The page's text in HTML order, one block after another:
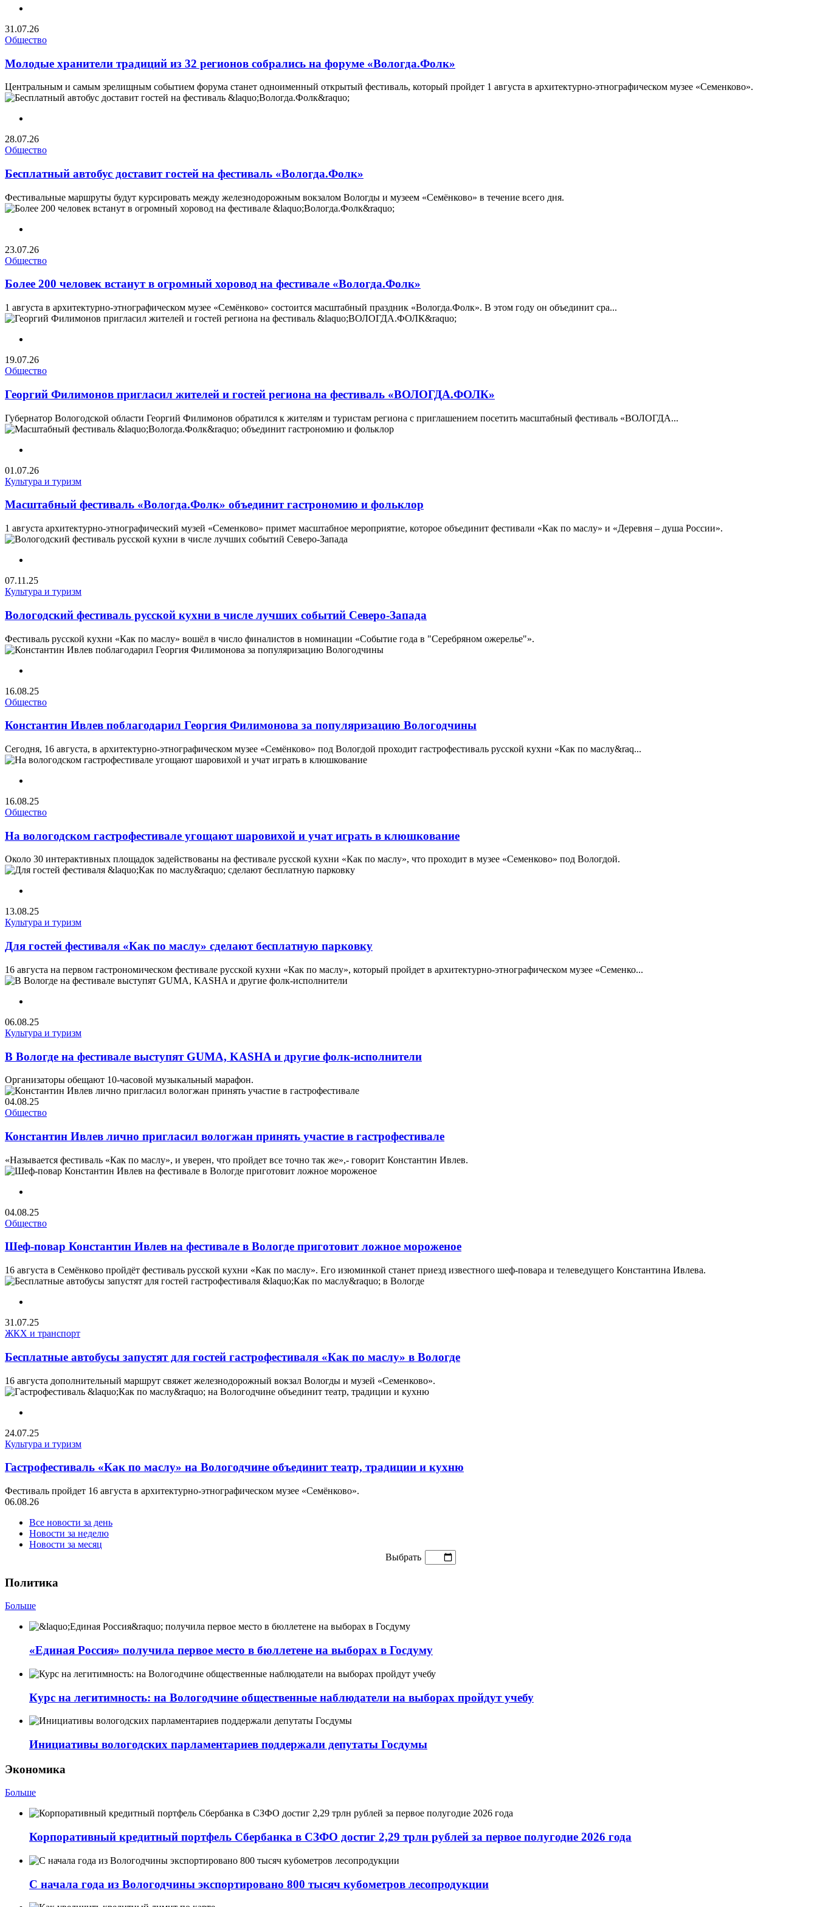
31.07.26
Общество
Молодые хранители традиций из 32 регионов собрались на форуме «Вологда.Фолк»
Центральным и самым зрелищным событием форума станет одноименный открытый фестиваль, который пройдет 1 августа в архитектурно-этнографическом музее «Семенково».
28.07.26
Общество
Бесплатный автобус доставит гостей на фестиваль «Вологда.Фолк»
Фестивальные маршруты будут курсировать между железнодорожным вокзалом Вологды и музеем «Семёнково» в течение всего дня.
23.07.26
Общество
Более 200 человек встанут в огромный хоровод на фестивале «Вологда.Фолк»
1 августа в архитектурно-этнографическом музее «Семёнково» состоится масштабный праздник «Вологда.Фолк». В этом году он объединит сра...
19.07.26
Общество
Георгий Филимонов пригласил жителей и гостей региона на фестиваль «ВОЛОГДА.ФОЛК»
Губернатор Вологодской области Георгий Филимонов обратился к жителям и туристам региона с приглашением посетить масштабный фестиваль «ВОЛОГДА...
01.07.26
Культура и туризм
Масштабный фестиваль «Вологда.Фолк» объединит гастрономию и фольклор
1 августа архитектурно-этнографический музей «Семенково» примет масштабное мероприятие, которое объединит фестивали «Как по маслу» и «Деревня – душа России».
07.11.25
Культура и туризм
Вологодский фестиваль русской кухни в числе лучших событий Северо-Запада
Фестиваль русской кухни «Как по маслу» вошёл в число финалистов в номинации «Событие года в "Серебряном ожерелье"».
16.08.25
Общество
Константин Ивлев поблагодарил Георгия Филимонова за популяризацию Вологодчины
Сегодня, 16 августа, в архитектурно-этнографическом музее «Семёнково» под Вологдой проходит гастрофестиваль русской кухни «Как по маслу&raq...
16.08.25
Общество
На вологодском гастрофестивале угощают шаровихой и учат играть в клюшкование
Около 30 интерактивных площадок задействованы на фестивале русской кухни «Как по маслу», что проходит в музее «Семенково» под Вологдой.
13.08.25
Культура и туризм
Для гостей фестиваля «Как по маслу» сделают бесплатную парковку
16 августа на первом гастрономическом фестивале русской кухни «Как по маслу», который пройдет в архитектурно-этнографическом музее «Семенко...
06.08.25
Культура и туризм
В Вологде на фестивале выступят GUMA, KASHA и другие фолк-исполнители
Организаторы обещают 10-часовой музыкальный марафон.
04.08.25
Общество
Константин Ивлев лично пригласил вологжан принять участие в гастрофестивале
«Называется фестиваль «Как по маслу», и уверен, что пройдет все точно так же»,- говорит Константин Ивлев.
04.08.25
Общество
Шеф-повар Константин Ивлев на фестивале в Вологде приготовит ложное мороженое
16 августа в Семёнково пройдёт фестиваль русской кухни «Как по маслу». Его изюминкой станет приезд известного шеф-повара и телеведущего Константина Ивлева.
31.07.25
ЖКХ и транспорт
Бесплатные автобусы запустят для гостей гастрофестиваля «Как по маслу» в Вологде
16 августа дополнительный маршрут свяжет железнодорожный вокзал Вологды и музей «Семенково».
24.07.25
Культура и туризм
Гастрофестиваль «Как по маслу» на Вологодчине объединит театр, традиции и кухню
Фестиваль пройдет 16 августа в архитектурно-этнографическом музее «Семёнково».
06.08.26
Все новости за день
Новости за неделю
Новости за месяц
Выбрать
Политика
Больше
«Единая Россия» получила первое место в бюллетене на выборах в Госдуму
Курс на легитимность: на Вологодчине общественные наблюдатели на выборах пройдут учебу
Инициативы вологодских парламентариев поддержали депутаты Госдумы
Экономика
Больше
Корпоративный кредитный портфель Сбербанка в СЗФО достиг 2,29 трлн рублей за первое полугодие 2026 года
С начала года из Вологодчины экспортировано 800 тысяч кубометров лесопродукции